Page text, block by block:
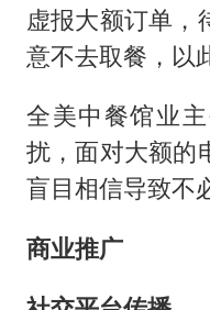
虚报大额订单，
意不去取餐，以
全美中餐馆业
扰，面对大额的
盲目相信导致不
商业推广